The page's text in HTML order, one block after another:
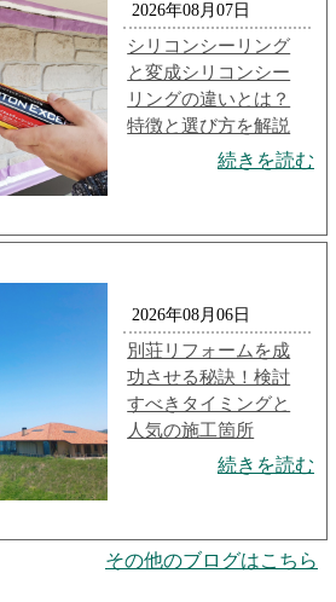
2026年08月07日
シリコンシーリング
と変成シリコンシー
リングの違いとは？
特徴と選び方を解説
続きを読む
2026年08月06日
別荘リフォームを成
功させる秘訣！検討
すべきタイミングと
人気の施工箇所
続きを読む
その他のブログはこちら